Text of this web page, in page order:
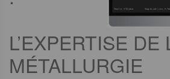
L’EXPERTISE DE
MÉTALLURGIE